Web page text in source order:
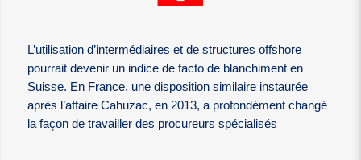
L’utilisation d’intermédiaires et de structures offshore
pourrait devenir un indice de facto de blanchiment en
Suisse. En France, une disposition similaire instaurée
après l’affaire Cahuzac, en 2013, a profondément changé
la façon de travailler des procureurs spécialisés